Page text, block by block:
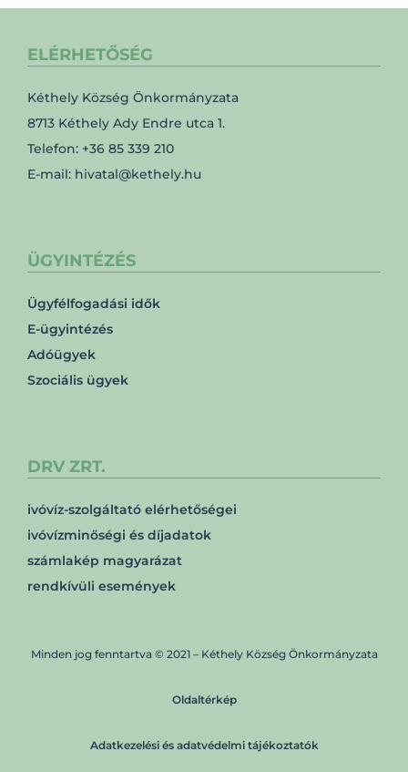
ELÉRHETŐSÉG
Kéthely Község Önkormányzata
8713 Kéthely Ady Endre utca 1.
Telefon: +36 85 339 210
E-mail: hivatal@kethely.hu
ÜGYINTÉZÉS
Ügyfélfogadási idők
E-ügyintézés
Adóügyek
Szociális ügyek
DRV ZRT.
ivóvíz-szolgáltató elérhetőségei
ivóvízminőségi és díjadatok
számlakép magyarázat
rendkívüli események
Minden jog fenntartva © 2021 – Kéthely Község Önkormányzata
Oldaltérkép
Adatkezelési és adatvédelmi tájékoztatók